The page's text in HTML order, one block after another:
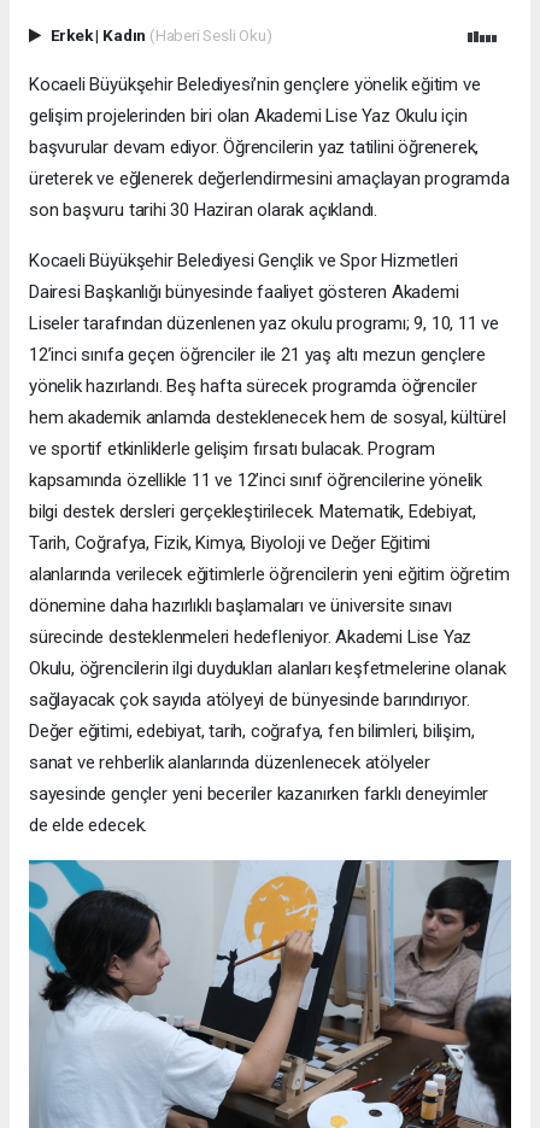
Erkek| Kadın (Haberi Sesli Oku)
Kocaeli Büyükşehir Belediyesi’nin gençlere yönelik eğitim ve
gelişim projelerinden biri olan Akademi Lise Yaz Okulu için
başvurular devam ediyor. Öğrencilerin yaz tatilini öğrenerek,
üreterek ve eğlenerek değerlendirmesini amaçlayan programda
son başvuru tarihi 30 Haziran olarak açıklandı.
Kocaeli Büyükşehir Belediyesi Gençlik ve Spor Hizmetleri
Dairesi Başkanlığı bünyesinde faaliyet gösteren Akademi
Liseler tarafından düzenlenen yaz okulu programı; 9, 10, 11 ve
12’inci sınıfa geçen öğrenciler ile 21 yaş altı mezun gençlere
yönelik hazırlandı. Beş hafta sürecek programda öğrenciler
hem akademik anlamda desteklenecek hem de sosyal, kültürel
ve sportif etkinliklerle gelişim fırsatı bulacak. Program
kapsamında özellikle 11 ve 12’inci sınıf öğrencilerine yönelik
bilgi destek dersleri gerçekleştirilecek. Matematik, Edebiyat,
Tarih, Coğrafya, Fizik, Kimya, Biyoloji ve Değer Eğitimi
alanlarında verilecek eğitimlerle öğrencilerin yeni eğitim öğretim
dönemine daha hazırlıklı başlamaları ve üniversite sınavı
sürecinde desteklenmeleri hedefleniyor. Akademi Lise Yaz
Okulu, öğrencilerin ilgi duydukları alanları keşfetmelerine olanak
sağlayacak çok sayıda atölyeyi de bünyesinde barındırıyor.
Değer eğitimi, edebiyat, tarih, coğrafya, fen bilimleri, bilişim,
sanat ve rehberlik alanlarında düzenlenecek atölyeler
sayesinde gençler yeni beceriler kazanırken farklı deneyimler
de elde edecek.